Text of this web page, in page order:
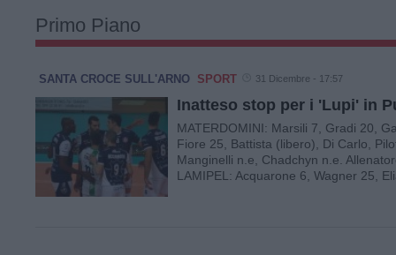
18:19
Primo Piano
SANTA CROCE SULL'ARNO SPORT 31 Dicembre - 17:57
Inatteso stop per i 'Lupi' in
MATERDOMINI: Marsili 7, Gradi 20,
Fiore 25, Battista (libero), Di Carlo,
Manginelli n.e, Chadchyn n.e.
LAMIPEL: Acquarone 6, Wagner 25,